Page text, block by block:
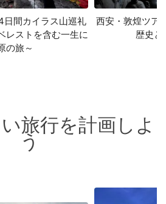
間カイラス山巡礼
レストを含む一生に
の旅～
西安・敦煌ツア
歴史と
旅行を計画しよ
う